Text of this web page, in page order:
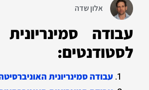
אלון שדה
עבודה
לסטודנטים:
עבודה סמינריונית